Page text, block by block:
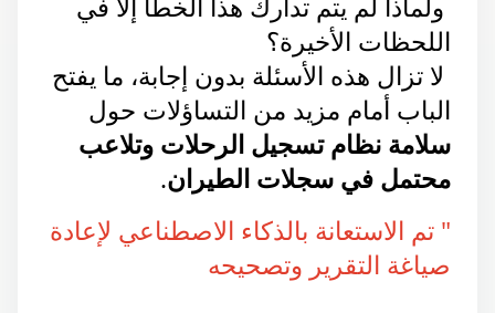
اللحظات الأخيرة؟
الباب أمام مزيد من التساؤلات حول
محتمل في سجلات الطيران.
صياغة التقرير وتصحيحه